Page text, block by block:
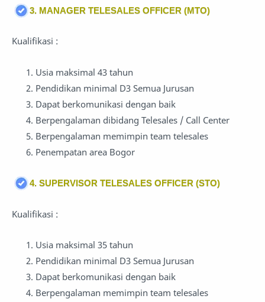
3. MANAGER TELESALES OFFICER (MTO)
Kualifikasi :
Usia maksimal 43 tahun
Pendidikan minimal D3 Semua Jurusan
Dapat berkomunikasi dengan baik
Berpengalaman dibidang Telesales / Call Center
Berpengalaman memimpin team telesales
Penempatan area Bogor
4. SUPERVISOR TELESALES OFFICER (STO)
Kualifikasi :
Usia maksimal 35 tahun
Pendidikan minimal D3 Semua Jurusan
Dapat berkomunikasi dengan baik
Berpengalaman memimpin team telesales